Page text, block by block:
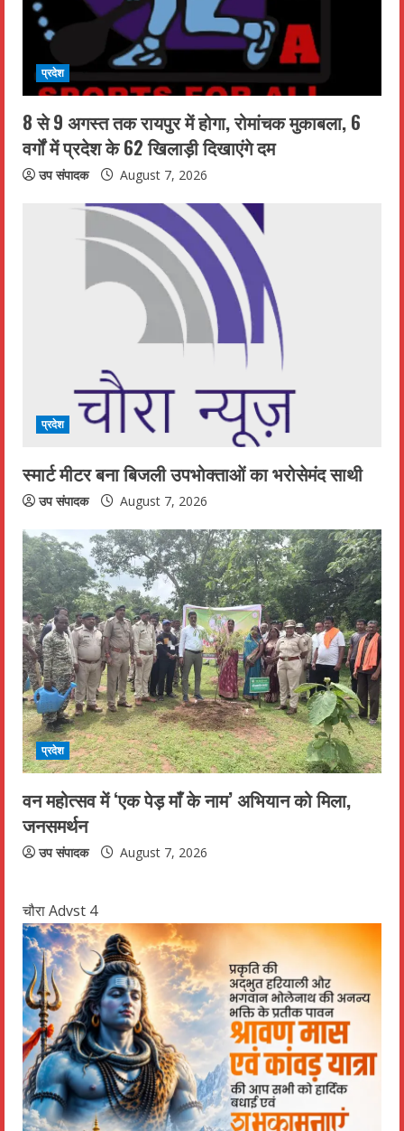
n
g
प्रदेश
8 से 9 अगस्त तक रायपुर में होगा, रोमांचक मुकाबला, 6
वर्गों में प्रदेश के 62 खिलाड़ी दिखाएंगे दम
उप संपादक August 7, 2026
प्रदेश
स्मार्ट मीटर बना बिजली उपभोक्ताओं का भरोसेमंद साथी
उप संपादक August 7, 2026
प्रदेश
वन महोत्सव में ‘एक पेड़ माँ के नाम’ अभियान को मिला,
जनसमर्थन
उप संपादक August 7, 2026
चौरा Advst 4